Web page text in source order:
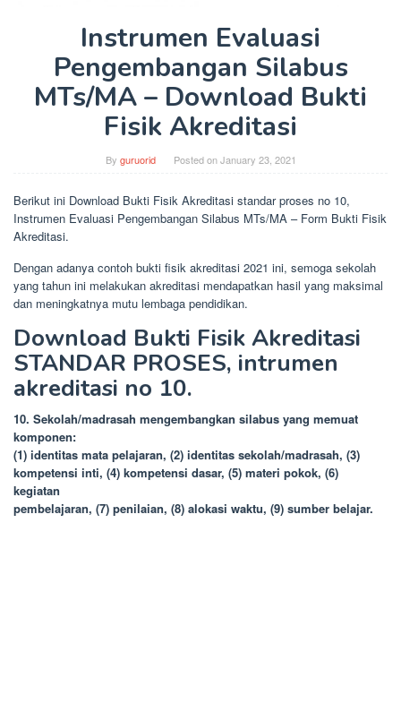
Instrumen Evaluasi
Pengembangan Silabus
MTs/MA – Download Bukti
Fisik Akreditasi
By guruorid Posted onJanuary 23, 2021
Berikut ini Download Bukti Fisik Akreditasi standar proses no 10,
Instrumen Evaluasi Pengembangan Silabus MTs/MA – Form Bukti Fisik
Akreditasi.
Dengan adanya contoh bukti fisik akreditasi 2021 ini, semoga sekolah
yang tahun ini melakukan akreditasi mendapatkan hasil yang maksimal
dan meningkatnya mutu lembaga pendidikan.
Download Bukti Fisik Akreditasi
STANDAR PROSES, intrumen
akreditasi no 10.
10. Sekolah/madrasah mengembangkan silabus yang memuat
komponen:
(1) identitas mata pelajaran, (2) identitas sekolah/madrasah, (3)
kompetensi inti, (4) kompetensi dasar, (5) materi pokok, (6)
kegiatan
pembelajaran, (7) penilaian, (8) alokasi waktu, (9) sumber belajar.